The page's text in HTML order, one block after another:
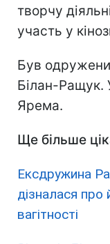
творчу
участь у
Був
Білан-Ращук.
Ярема.
Ще більше
Ексдружина
дізналася про
вагітності